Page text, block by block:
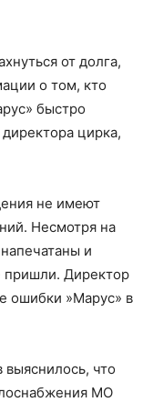
от долга,
о том, кто
быстро
цирка,
не имеют
Несмотря на
и
пришли. Директор
ошибки »Марус» в
выяснилось, что
МО